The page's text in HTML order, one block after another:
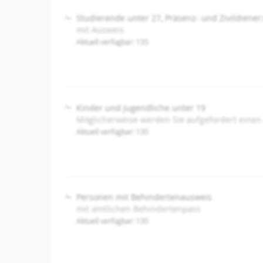
Studierende unter 27, Präsenz- und
mit Ausweis
Aktuell verfügbar: 135
Kinder und Jugendliche unter 19
Möglicherweise werden Sie aufgefordert einen
Aktuell verfügbar: 135
Personen mit Behindertenausweis
mit amtlichen Behindertenpass
Aktuell verfügbar: 135